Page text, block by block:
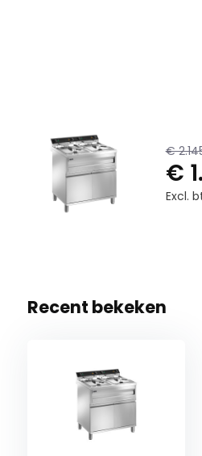
€
€
Excl.
Recent bekeken